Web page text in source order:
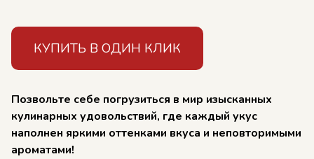
КУПИТЬ В ОДИН КЛИК
Позвольте себе погрузиться в мир изысканных
кулинарных удовольствий, где каждый укус
наполнен яркими оттенками вкуса и неповторимыми
ароматами!